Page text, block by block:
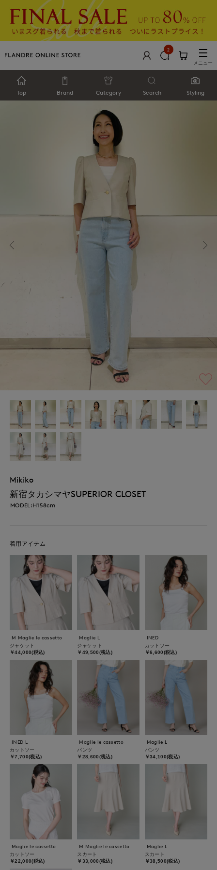
2
メニュー
Top Brand Category Search Styling
Mikiko
新宿タカシマヤSUPERIOR CLOSET
MODEL:H158cm
着用アイテム
M Maglie le cassetto
ジャケット
￥44,000(税込)
Maglie L
ジャケット
￥49,500(税込)
INED
カットソー
￥6,600(税込)
INED L
カットソー
￥7,700(税込)
Maglie le cassetto
パンツ
￥28,600(税込)
Maglie L
パンツ
￥34,100(税込)
Maglie le cassetto
カットソー
￥22,000(税込)
M Maglie le cassetto
スカート
￥33,000(税込)
Maglie L
スカート
￥38,500(税込)